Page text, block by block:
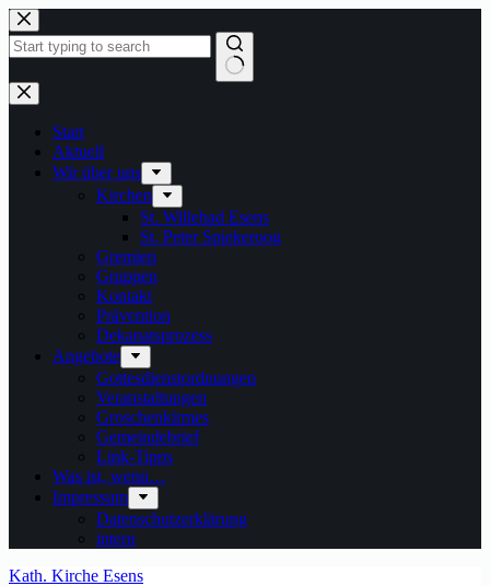
Zum
Inhalt
springen
Keine
Ergebnisse
Start
Aktuell
Wir über uns
Kirchen
St. Willehad Esens
St. Peter Spiekeroog
Gremien
Gruppen
Kontakt
Prävention
Dekanatsprozess
Angebote
Gottesdienstordnungen
Veranstaltungen
Groschenkirmes
Gemeindebrief
Link-Tipps
Was ist, wenn…
Impressum
Datenschutzerklärung
intern
Kath. Kirche Esens